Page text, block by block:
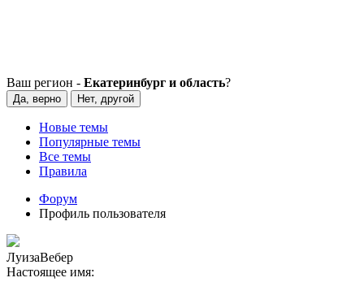
Ваш регион - Екатеринбург и область?
Да, верно Нет, другой
Новые темы
Популярные темы
Все темы
Правила
Форум
Профиль пользователя
ЛуизаВебер
Настоящее имя: